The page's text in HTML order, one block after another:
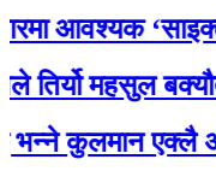
महसुल बक्यौताको
एक्लै अघि